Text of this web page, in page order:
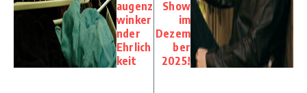
augenz
winker
nder
Ehrlich
keit
Show
im
Dezem
ber
2025!